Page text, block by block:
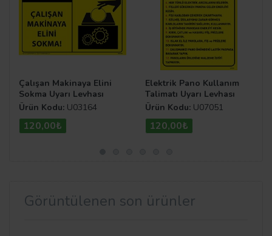
Çalışan Makinaya Elini
Sokma Uyarı Levhası
Ürün Kodu: U03164
120,00₺
Elektrik Pano Kullanım
Talimatı Uyarı Levhası
Ürün Kodu: U07051
120,00₺
Görüntülenen son ürünler